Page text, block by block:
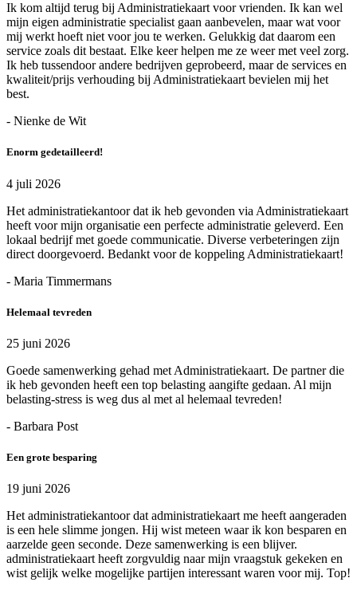
Ik kom altijd terug bij Administratiekaart voor vrienden. Ik kan wel
mijn eigen administratie specialist gaan aanbevelen, maar wat voor
mij werkt hoeft niet voor jou te werken. Gelukkig dat daarom een
service zoals dit bestaat. Elke keer helpen me ze weer met veel zorg.
Ik heb tussendoor andere bedrijven geprobeerd, maar de services en
kwaliteit/prijs verhouding bij Administratiekaart bevielen mij het
best.
- Nienke de Wit
Enorm gedetailleerd!
4 juli 2026
Het administratiekantoor dat ik heb gevonden via Administratiekaart
heeft voor mijn organisatie een perfecte administratie geleverd. Een
lokaal bedrijf met goede communicatie. Diverse verbeteringen zijn
direct doorgevoerd. Bedankt voor de koppeling Administratiekaart!
- Maria Timmermans
Helemaal tevreden
25 juni 2026
Goede samenwerking gehad met Administratiekaart. De partner die
ik heb gevonden heeft een top belasting aangifte gedaan. Al mijn
belasting-stress is weg dus al met al helemaal tevreden!
- Barbara Post
Een grote besparing
19 juni 2026
Het administratiekantoor dat administratiekaart me heeft aangeraden
is een hele slimme jongen. Hij wist meteen waar ik kon besparen en
aarzelde geen seconde. Deze samenwerking is een blijver.
administratiekaart heeft zorgvuldig naar mijn vraagstuk gekeken en
wist gelijk welke mogelijke partijen interessant waren voor mij. Top!